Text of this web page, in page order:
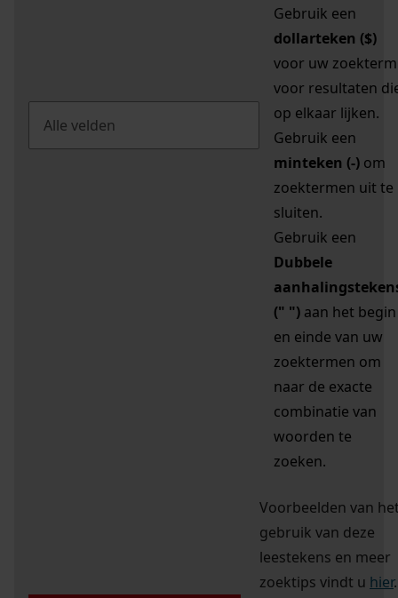
Gebruik een
dollarteken ($)
voor uw zoekterm
voor resultaten
op elkaar lijken.
Gebruik een
minteken (-) om
zoektermen uit te
sluiten.
Gebruik een
Dubbele
(" ") aan het begin
en einde van uw
zoektermen om
naar de exacte
combinatie van
woorden te
zoeken.
Voorbeelden van
gebruik van deze
leestekens en meer
zoektips vindt u hier.